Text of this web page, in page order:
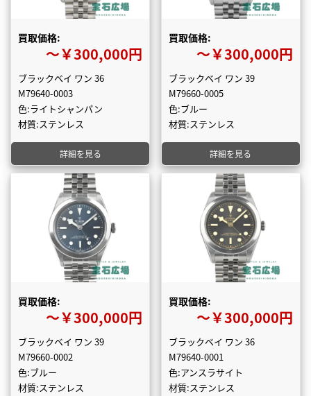
買取価格:
〜￥300,000円
ブラックベイ ワン 36
M79640-0003
色:ライトシャンパン
材質:ステンレス
詳細を見る
買取価格:
〜￥300,000円
ブラックベイ ワン 39
M79660-0005
色:ブルー
材質:ステンレス
詳細を見る
買取価格:
〜￥300,000円
ブラックベイ ワン 39
M79660-0002
色:ブルー
材質:ステンレス
買取価格:
〜￥300,000円
ブラックベイ ワン 36
M79640-0001
色:アンスラサイト
材質:ステンレス